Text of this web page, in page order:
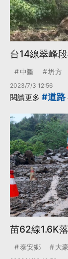
台14線翠峰
中斷 坍方
2023/7/3 12:56
閱讀更多 #道路
苗62線1.6K
泰安鄉 大